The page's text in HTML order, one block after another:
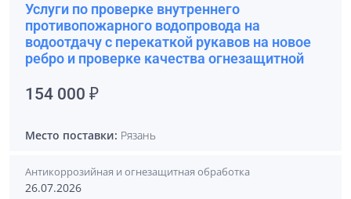
Услуги по проверке внутреннего
противопожарного водопровода на
водоотдачу с перекаткой рукавов на новое
ребро и проверке качества огнезащитной
154 000 ₽
Место поставки: Рязань
Антикоррозийная и огнезащитная обработка
26.07.2026